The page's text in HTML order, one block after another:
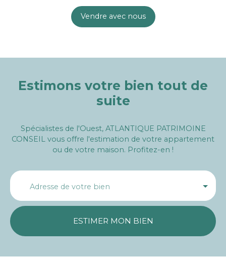
Vendre avec nous
Estimons votre bien tout de
suite
Spécialistes de l'Ouest, ATLANTIQUE PATRIMOINE
CONSEIL vous offre l'estimation de votre appartement
ou de votre maison. Profitez-en !
Adresse de votre bien
ESTIMER MON BIEN